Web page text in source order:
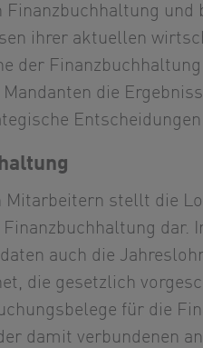
und
ihrer aktuellen
der
die
Entscheidungen
stellt die
dar.
auch die
die gesetzlich
für die
damit verbundenen